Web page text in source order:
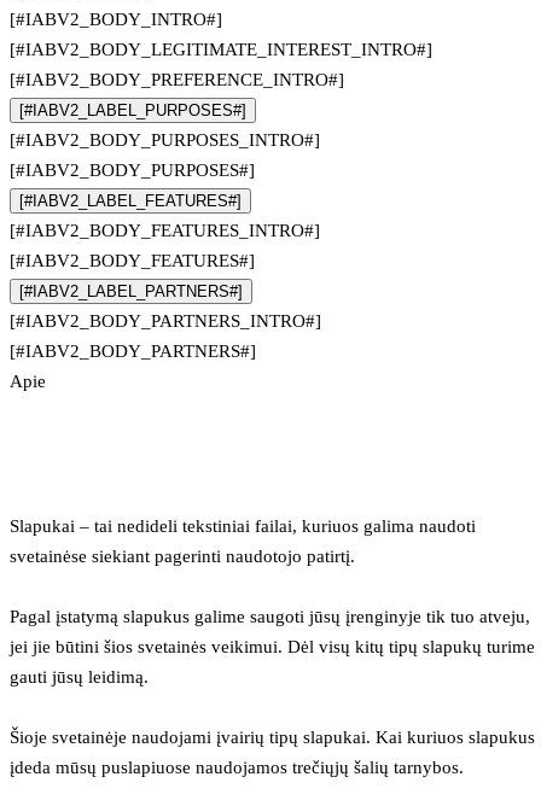
[#IABV2_BODY_INTRO#]
[#IABV2_BODY_LEGITIMATE_INTEREST_INTRO#]
[#IABV2_BODY_PREFERENCE_INTRO#]
[#IABV2_LABEL_PURPOSES#]
[#IABV2_BODY_PURPOSES_INTRO#]
[#IABV2_BODY_PURPOSES#]
[#IABV2_LABEL_FEATURES#]
[#IABV2_BODY_FEATURES_INTRO#]
[#IABV2_BODY_FEATURES#]
[#IABV2_LABEL_PARTNERS#]
[#IABV2_BODY_PARTNERS_INTRO#]
[#IABV2_BODY_PARTNERS#]
Apie
Slapukai – tai nedideli tekstiniai failai, kuriuos galima naudoti
svetainėse siekiant pagerinti naudotojo patirtį.
Pagal įstatymą slapukus galime saugoti jūsų įrenginyje tik tuo atveju,
jei jie būtini šios svetainės veikimui. Dėl visų kitų tipų slapukų turime
gauti jūsų leidimą.
Šioje svetainėje naudojami įvairių tipų slapukai. Kai kuriuos slapukus
įdeda mūsų puslapiuose naudojamos trečiųjų šalių tarnybos.